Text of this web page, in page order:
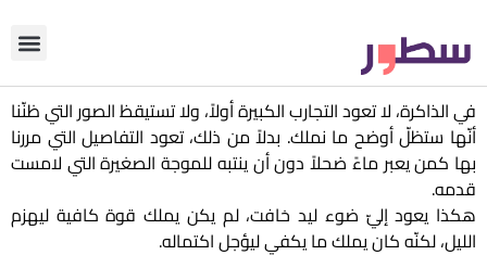
في الذاكرة، لا تعود التجارب الكبيرة أولاً، ولا تستيقظ الصور التي ظنّنا
أنّها ستظلّ أوضح ما نملك. بدلاً من ذلك، تعود التفاصيل التي مررنا
بها كمن يعبر ماءً ضحلاً دون أن ينتبه للموجة الصغيرة التي لامست
قدمه.
هكذا يعود إليّ ضوء ليد خافت، لم يكن يملك قوة كافية ليهزم
الليل، لكنّه كان يملك ما يكفي ليؤجل اكتماله.